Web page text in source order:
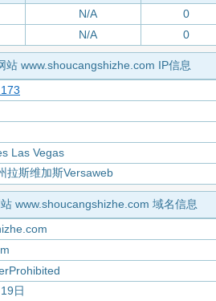
N/A 0
N/A 0
站 www.shoucangshizhe.com IP信息
Las Vegas
拉斯维加斯Versaweb
站 www.shoucangshizhe.com 域名信息
日